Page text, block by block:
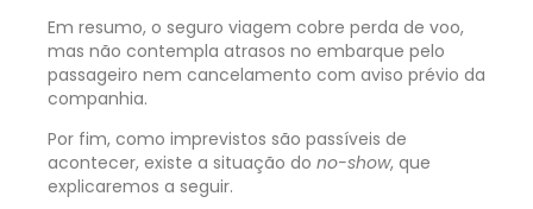
Em resumo, o seguro viagem cobre perda de voo,
mas não contempla atrasos no embarque pelo
passageiro nem cancelamento com aviso prévio da
companhia.
Por fim, como imprevistos são passíveis de
acontecer, existe a situação do no-show, que
explicaremos a seguir.